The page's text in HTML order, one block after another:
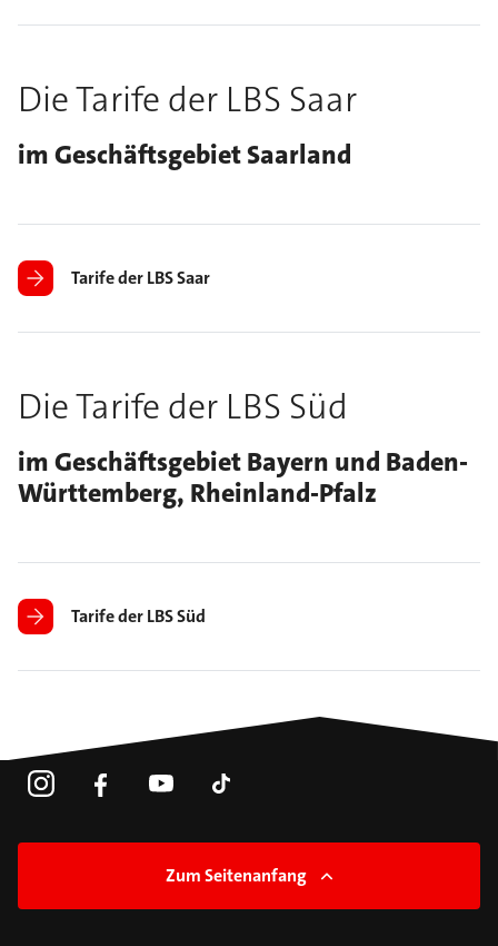
Die Tarife der LBS Saar
im Geschäftsgebiet Saarland
Tarife der LBS Saar
Die Tarife der LBS Süd
im Geschäftsgebiet Bayern und Baden-
Württemberg, Rheinland-Pfalz
Tarife der LBS Süd
Zum Seitenanfang